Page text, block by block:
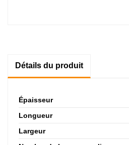
Détails du produit
Épaisseur
Longueur
Largeur